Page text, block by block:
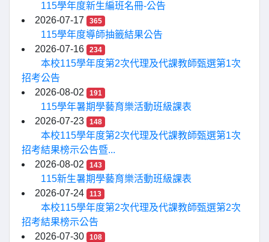
115學年度新生編班名冊-公告
2026-07-17
365
115學年度導師抽籤結果公告
2026-07-16
234
本校115學年度第2次代理及代課教師甄選第1次
招考公告
2026-08-02
191
115學年暑期學藝育樂活動班級課表
2026-07-23
148
本校115學年度第2次代理及代課教師甄選第1次
招考結果榜示公告暨...
2026-08-02
143
115新生暑期學藝育樂活動班級課表
2026-07-24
113
本校115學年度第2次代理及代課教師甄選第2次
招考結果榜示公告
2026-07-30
108